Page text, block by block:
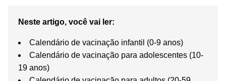
Neste artigo, você vai ler:
Calendário de vacinação infantil (0-9 anos)
Calendário de vacinação para adolescentes (10-
19 anos)